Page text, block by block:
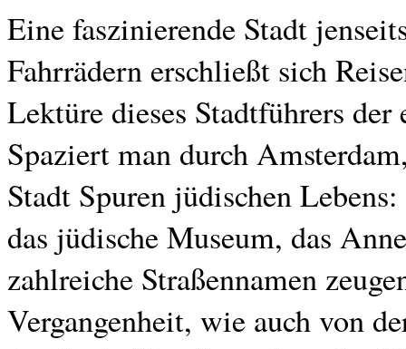
Eine faszinierende Stadt
Fahrrädern erschließt sich
Lektüre dieses Stadtführers
Spaziert man durch
Stadt Spuren jüdischen
das jüdische Museum, das
zahlreiche Straßennamen
Vergangenheit, wie auch von